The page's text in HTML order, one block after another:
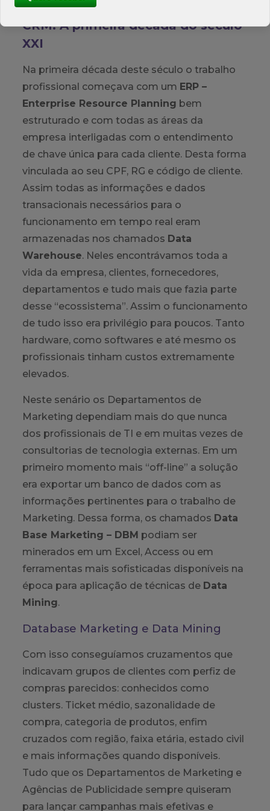
CRM: A primeira década do século
XXI
Na primeira década deste século o trabalho
profissional começava com um ERP –
Enterprise Resource Planning bem
estruturado e com todas as áreas da
empresa interligadas com o entendimento
de chave única para cada cliente. Desta forma
vinculada ao seu CPF, RG e código de cliente.
Assim todas as informações e dados
transacionais necessários para o
funcionamento em tempo real eram
armazenadas nos chamados Data
Warehouse. Neles encontrávamos toda a
vida da empresa, clientes, fornecedores,
departamentos e tudo mais que fazia parte
desse “ecossistema”. Assim o funcionamento
de tudo isso era privilégio para poucos. Tanto
hardware, como softwares e até mesmo os
profissionais tinham custos extremamente
elevados.
Neste senário os Departamentos de
Marketing dependiam mais do que nunca
dos profissionais de TI e em muitas vezes de
consultorias de tecnologia externas. Em um
primeiro momento mais “off-line” a solução
era exportar um banco de dados com as
informações pertinentes para o trabalho de
Marketing. Dessa forma, os chamados Data
Base Marketing – DBM podiam ser
minerados em um Excel, Access ou em
ferramentas mais sofisticadas disponíveis na
época para aplicação de técnicas de Data
Mining.
Database Marketing e Data Mining
Com isso conseguíamos cruzamentos que
indicavam grupos de clientes com perfiz de
compras parecidos: conhecidos como
clusters. Ticket médio, sazonalidade de
compra, categoria de produtos, enfim
cruzados com região, faixa etária, estado civil
e mais informações quando disponíveis.
Tudo que os Departamentos de Marketing e
Agências de Publicidade sempre quiseram
para lançar campanhas mais efetivas e